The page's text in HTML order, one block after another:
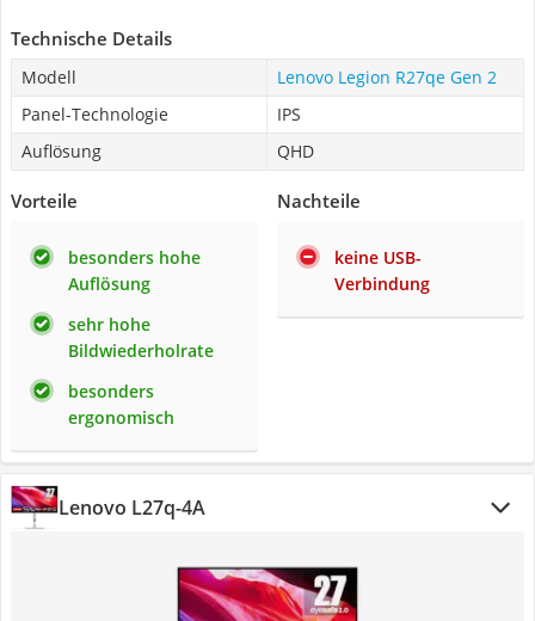
Technische Details
Modell
Lenovo Legion R27qe Gen 2
Panel-Technologie
IPS
Auflösung
QHD
Vorteile
besonders hohe
Auflösung
sehr hohe
Bildwiederholrate
besonders
ergonomisch
Nachteile
keine USB-
Verbindung
Lenovo L27q-4A